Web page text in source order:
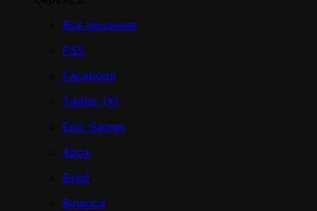
Все решения
PS5
Facebook
Twitter (X)
Epic Games
Xbox
Bybit
Binance